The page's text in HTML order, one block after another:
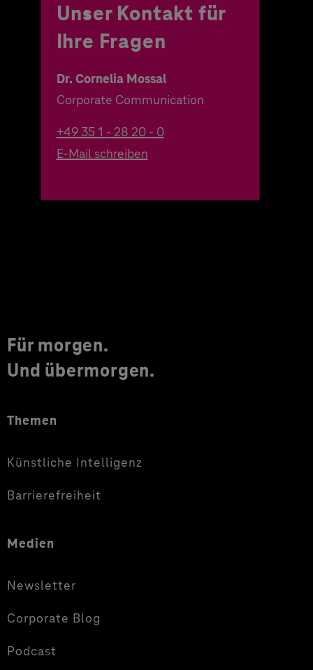
Unser Kontakt für
Ihre Fragen
Dr. Cornelia Mossal
Corporate Communication
+49 35 1 - 28 20 - 0
E-Mail schreiben
Für morgen.
Und übermorgen.
Themen
Künstliche Intelligenz
Barrierefreiheit
Medien
Newsletter
Corporate Blog
Podcast